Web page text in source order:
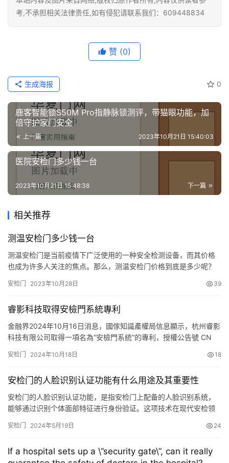
考,不承担相关法律责任,如有侵犯请联系我们：609448834
赞 (0)
0
生成海报
鹿客智能锁S50M Pro指静脉锁测评，带猫眼功能，加
倍守护家门安全
上一篇 2023年10月21日 15:40:03
医院安检门多少钱一台
下一篇
2023年10月21日 15:48:38
相关推荐
测温安检门多少钱一台
测温安检门是当前疫情下广泛使用的一种安全检测设备，而其价格
也成为许多人关注的焦点。那么，测温安检门价格到底是多少呢？
对于其他型号，价格相对较为亲民。目前市场上轻型测温安检门的
等因素有关。购买时消费者可以根据自己的需要和经济情…
安检门 2023年10月28日 39
睿影科技取得安檢門系統專利
金融界2024年10月16日消息，國傢知識產權局信息顯示，杭州睿影
科技有限公司取得一項名為“安檢門系統”的專利，授權公告號 CN
安检门 2024年10月18日 18
安检门的人脸识别认证功能有什么用途及其重要性
安检门的人脸识别认证功能，是指安检门上配备的人脸识别系统，
能够通过识别个体面部特征进行身份验证。这项技术在现代安检领
场所，还是在企业、学校、社区等私人场所，人脸识别认证功能都
别认证功能的用途十分广泛。首先，在公共场所，比如机场、车站
安检门 2024年5月19日 24
If a hospital sets up a \”security gate\”, can it really